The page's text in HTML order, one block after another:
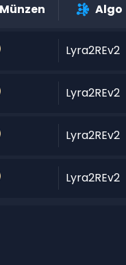
Münzen Algo
Lyra2REv2
Lyra2REv2
Lyra2REv2
Lyra2REv2